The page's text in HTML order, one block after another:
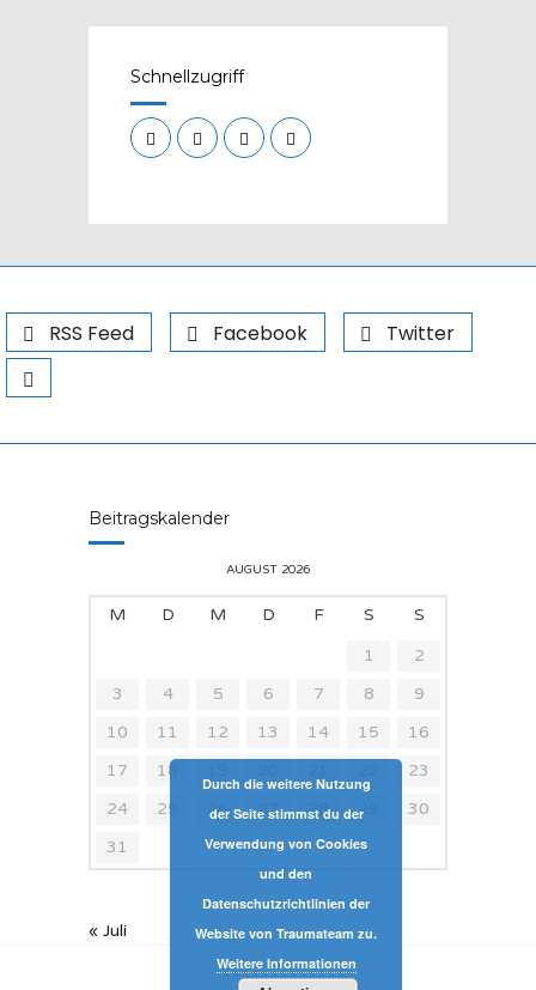
Schnellzugriff
RSS Feed Facebook Twitter
Beitragskalender
AUGUST 2026
M D M D F S
S
1
2
3
4 5 6 7 8
9
10
11 12 13 14 15
16
17
18
23
24
25 26 27 28 29
30
31
« Juli
Durch die weitere Nutzung
der Seite stimmst du der
Verwendung von Cookies
und den
Datenschutzrichtlinien der
Website von Traumateam zu.
Weitere Informationen